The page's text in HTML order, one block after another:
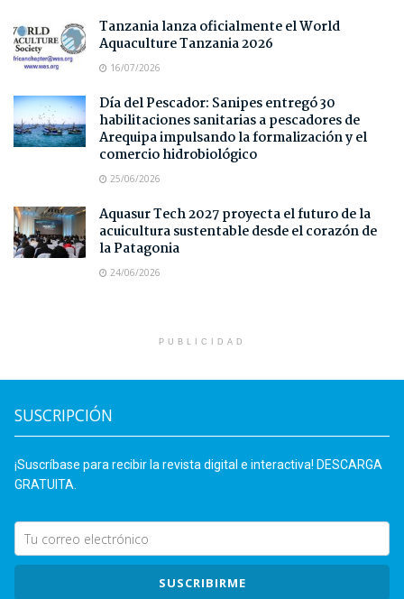
Tanzania lanza oficialmente el World
Aquaculture Tanzania 2026
16/07/2026
Día del Pescador: Sanipes entregó 30
habilitaciones sanitarias a pescadores de
Arequipa impulsando la formalización y el
comercio hidrobiológico
25/06/2026
Aquasur Tech 2027 proyecta el futuro de la
acuicultura sustentable desde el corazón de
la Patagonia
24/06/2026
PUBLICIDAD
SUSCRIPCIÓN
¡Suscríbase para recibir la revista digital e interactiva! DESCARGA
GRATUITA.
SUSCRIBIRME